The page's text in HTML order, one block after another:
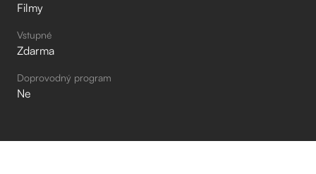
Filmy
Vstupné
Zdarma
Doprovodný program
Ne